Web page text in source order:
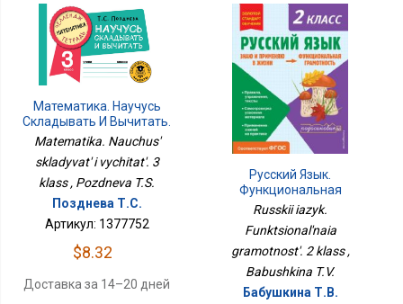
Математика. Научусь
Складывать И Вычитать.
3 Класс
Matematika. Nauchus'
skladyvat' i vychitat'. 3
klass , Pozdneva T.S.
Позднева Т.С.
Артикул: 1377752
$8.32
Доставка за 14–20 дней
Русский Язык.
Функциональная
Грамотность. 2 Класс
Russkii iazyk.
Funktsional'naia
gramotnost'. 2 klass ,
Babushkina T.V.
Бабушкина Т.В.